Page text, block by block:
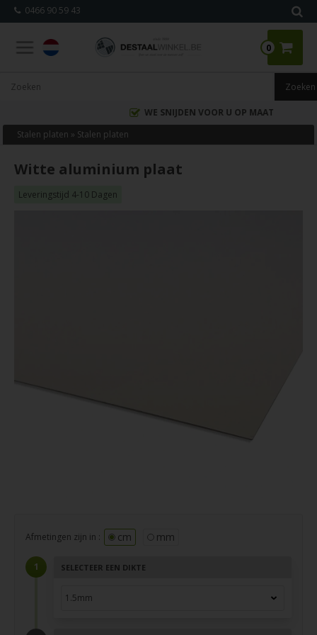
0466 90 59 43
0
WE SNIJDEN VOOR U OP MAAT
Stalen platen » Stalen platen
Witte aluminium plaat
Leveringstijd 4-10 Dagen
Afmetingen zijn in : cm mm
SELECTEER EEN DIKTE